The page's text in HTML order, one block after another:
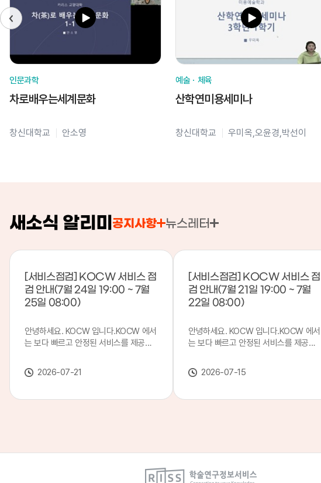
인문과학
차로배우는세계문화
창신대학교 안소영
예술ㆍ체육
산학연미용세미나
창신대학교 우미옥,오윤경,박선이
새소식 알리미 공지사항 뉴스레터
[서비스점검] KOCW 서비스 점
검 안내(7월 24일 19:00 ~ 7월
25일 08:00)
안녕하세요. KOCW 입니다.KOCW 에서
는 보다 빠르고 안정된 서비스를 제공하
합니다.※ 서비스 점검 작업 일시 : 7월
24일(금) 19:00 ~ 7월 25일(토) 08:00
안 서비스가 일시 중지될 수 있으니, 이
2026-07-21
[서비스점검] KOCW 서비스 점
검 안내(7월 21일 19:00 ~ 7월
22일 08:00)
안녕하세요. KOCW 입니다.KOCW 에서
는 보다 빠르고 안정된 서비스를 제공하
합니다.※ 서비스 점검 작업 일시 : 7월 21
일(화) 19:00 ~ 7월 22일(수) 08:00이
서비스가일시 중지될 수 있으니, 이 점 양
2026-07-15